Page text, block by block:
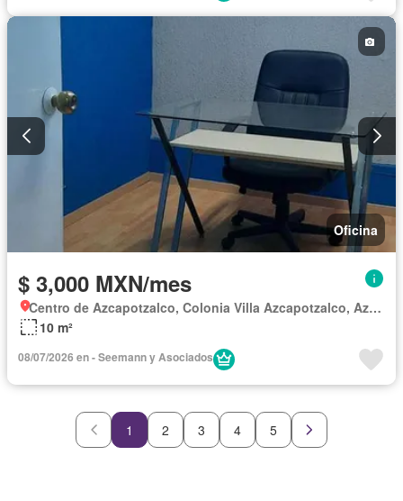
Oficina
$ 3,000 MXN/mes
Centro de Azcapotzalco, Colonia Villa Azcapotzalco, Azcapotzalco
10 m²
08/07/2026 en - Seemann y Asociados
1 2 3 4 5